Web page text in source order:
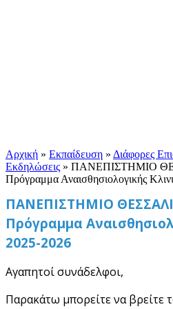
Αρχική » Εκπαίδευση » Διάφορες
Εκδηλώσεις » ΠΑΝΕΠΙΣΤΗΜΙΟ
Πρόγραμμα Αναισθησιολογικής
ΠΑΝΕΠΙΣΤΗΜΙΟ
Πρόγραμμα
2025-2026
Αγαπητοί συνάδελφοι,
Παρακάτω μπορείτε να βρείτε